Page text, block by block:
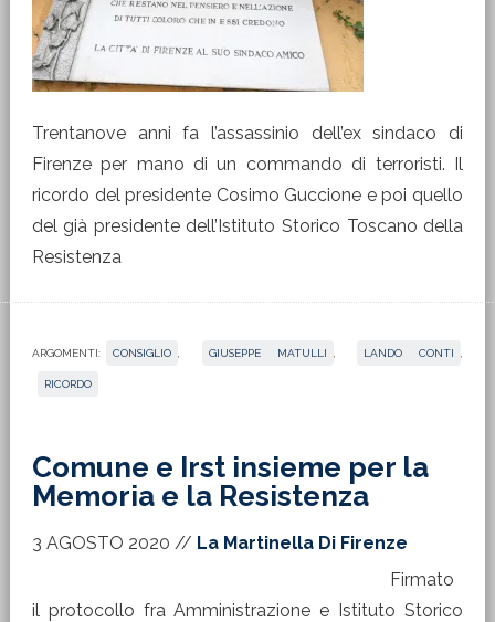
Trentanove anni fa l’assassinio dell’ex sindaco di
Firenze per mano di un commando di terroristi. Il
ricordo del presidente Cosimo Guccione e poi quello
del già presidente dell’Istituto Storico Toscano della
Resistenza
ARGOMENTI: CONSIGLIO GIUSEPPE MATULLI LANDO CONTI
RICORDO
Comune e Irst insieme per la
Memoria e la Resistenza
3 AGOSTO 2020 // La Martinella Di Firenze
Firmato
il protocollo fra Amministrazione e Istituto Storico